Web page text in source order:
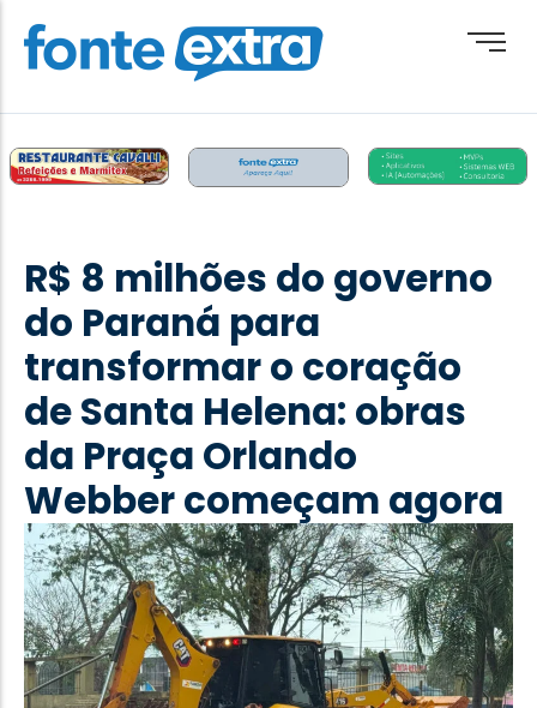
Destaque
Esporte
Geral
Obituário
Paraguai
Paraná
Política
Santa Helena e Região
Saúde e Bem-Estar
R$ 8 milhões do governo
do Paraná para
transformar o coração
de Santa Helena: obras
da Praça Orlando
Webber começam agora